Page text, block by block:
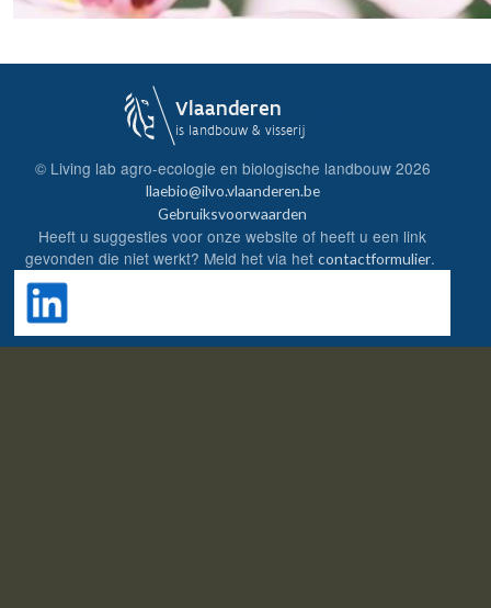
© Living lab agro-ecologie en biologische landbouw 2026
llaebio@ilvo.vlaanderen.be
Gebruiksvoorwaarden
Heeft u suggesties voor onze website of heeft u een link
gevonden die niet werkt? Meld het via het contactformulier.